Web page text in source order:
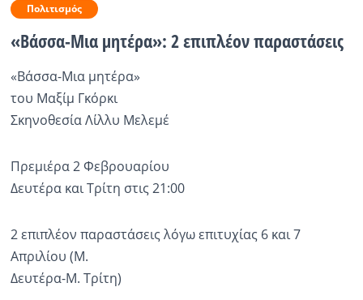
Ραδιόφωνο LIVE
Εκπομπές
Πολιτισμός
«Βάσσα-Μια μητέρα»: 2 επιπλέον παραστάσεις
«Βάσσα-Μια μητέρα»
του Μαξίμ Γκόρκι
Σκηνοθεσία Λίλλυ Μελεμέ
Πρεμιέρα 2 Φεβρουαρίου
Δευτέρα και Τρίτη στις 21:00
2 επιπλέον παραστάσεις λόγω επιτυχίας 6 και 7
Απριλίου (Μ.
Δευτέρα-Μ. Τρίτη)